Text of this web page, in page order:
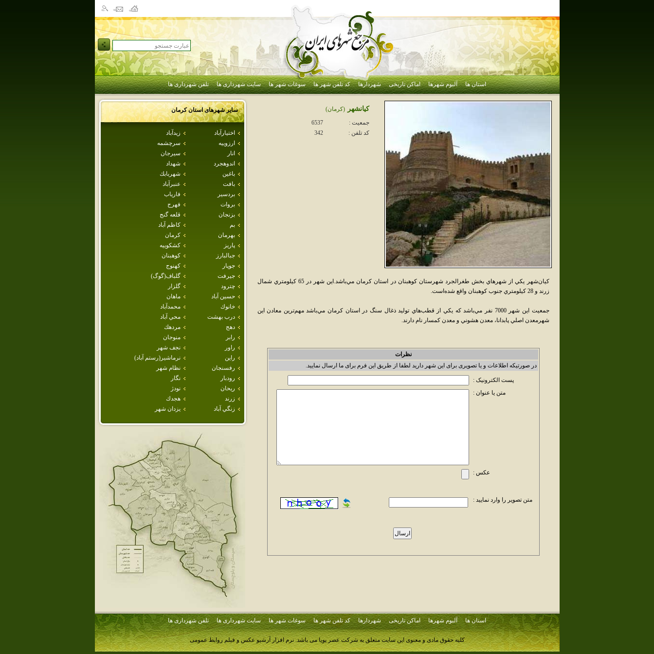
استان ها آلبوم شهرها اماکن تاریخی شهردارها کد تلفن شهر ها سوغات شهر ها سایت شهرداری ها تلفن شهرداری ها
سایر شهرهای استانكرمان
اختيارآباد
زيدآباد
ارزوييه
سرچشمه
انار
سيرجان
اندوهجرد
شهداد
باغين
شهربابك
بافت
عنبرآباد
بردسير
فارياب
بروات
فهرج
بزنجان
قلعه گنج
بم
كاظم آباد
بهرمان
كرمان
پاريز
كشكوييه
جبالبارز
كوهبنان
جوپار
كهنوج
جيرفت
گلباف(گوگ)
چترود
گلزار
حسين آباد
ماهان
خانوك
محمدآباد
درب بهشت
محي آباد
دهج
مردهك
رابر
منوجان
راور
نجف شهر
راين
نرماشير(رستم آباد)
رفسنجان
نظام شهر
رودبار
نگار
ريحان
نودژ
زرند
هجدك
زنگي آباد
يزدان شهر
كيانشهر
(كرمان)
جمعیت :
6537
کد تلفن :
342
کيان‌شهر يکي از شهرهاي بخش طغرالجرد شهرستان کوهبنان در استان کرمان مي‌باشد.اين شهر در 65 کيلومتري شمال
زرند و 28 کيلومتري جنوب کوهبنان واقع شده‌است.
جمعيت اين شهر 7000 نفر مي‌باشد که يکي از قطب‌هاي توليد ذغال سنگ در استان کرمان مي‌باشد مهم‌ترين معادن اين
شهرمعدن اصلي پابدانا، معدن هشوني و معدن کمسار نام دارند.
نظرات
در صورتیکه اطلاعات و یا تصویری برای این شهر دارید لطفا از طریق این فرم برای ما ارسال نمایید.
پست الکترونیک :
متن یا عنوان :
عکس :
متن تصویر را وارد نمایید :
استان ها آلبوم شهرها اماکن تاریخی شهردارها کد تلفن شهر ها سوغات شهر ها سایت شهرداری ها تلفن شهرداری ها
کلیه حقوق مادی و معنوی این سایت متعلق به شرکت عصر پویا می باشد.نرم افزار آرشیو عکس و فیلم روابط عمومی